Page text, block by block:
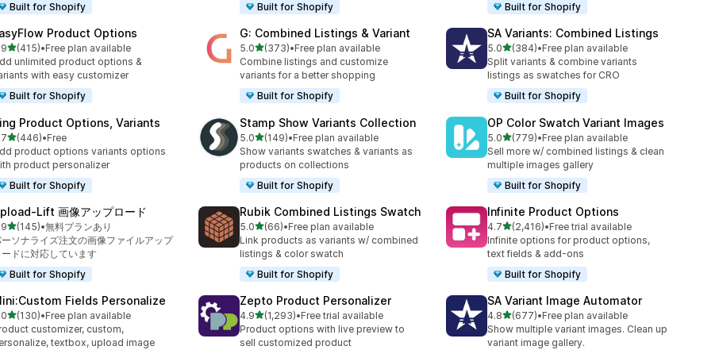
Built for Shopify
Built for Shopify
Built for Shopify
Product Options
5つ星中
(415)
レビュー数：415件
•Free plan available
unlimited product options &
with easy customizer
Built for Shopify
G: Combined Listings & Variant
5.05つ星中
(373)
合計レビュー数：373件
•Free plan available
Combine listings and customize
variants for a better shopping
Built for Shopify
SA Variants: Combined Listings
5.05つ星中
(384)
合計レビュー数：384件
•Free plan available
Split variants & combine variants
listings as swatches for CRO
Built for Shopify
Product Options, Variants
5つ星中
(446)
レビュー数：446件
•Free
product options variants options
product personalizer
Built for Shopify
Stamp Show Variants Collection
5.05つ星中
(149)
合計レビュー数：149件
•Free plan available
Show variants swatches & variants as
products on collections
Built for Shopify
OP Color Swatch Variant Images
5.05つ星中
(779)
合計レビュー数：779件
•Free plan available
Sell more w/ combined listings & clean
multiple images gallery
Built for Shopify
画像アップロード
5つ星中
(145)
レビュー数：145件
•無料プランあり
ーソナライズ注文の画像ファイルアップ
ードに対応しています
Built for Shopify
Rubik Combined Listings Swatch
5.05つ星中
(66)
合計レビュー数：66件
•Free plan available
Link products as variants w/ combined
listings & color swatch
Built for Shopify
Infinite Product Options
4.75つ星中
(2,416)
合計レビュー数：2416件
•Free trial available
Infinite options for product options,
text fields & add-ons
Built for Shopify
Fields Personalize
5つ星中
(130)
計レビュー数：130件
•Free plan available
customizer, custom,
textbox, upload image
Zepto Product Personalizer
4.95つ星中
(1,293)
合計レビュー数：1293件
•Free trial available
Product options with live preview to
sell customized product
SA Variant Image Automator
4.85つ星中
(677)
合計レビュー数：677件
•Free plan available
Show multiple variant images. Clean up
variant image gallery.